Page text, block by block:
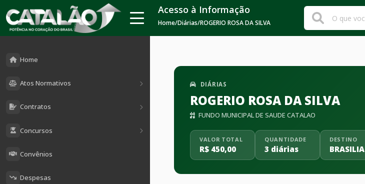
Home
Atos Normativos
Contratos
Concursos
Convênios
Despesas
Acesso à Informação
Home/Diárias/ROGERIO ROSA DA SILVA
DIÁRIAS
ROGERIO ROSA DA SILVA
FUNDO MUNICIPAL DE SAUDE CATALAO
VALOR TOTAL
R$ 450,00
QUANTIDADE
3 diárias
DESTINO
BRASILIA